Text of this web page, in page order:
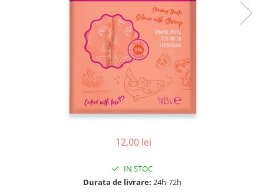
12,00 lei
IN STOC
Durata de livrare: 24h-72h